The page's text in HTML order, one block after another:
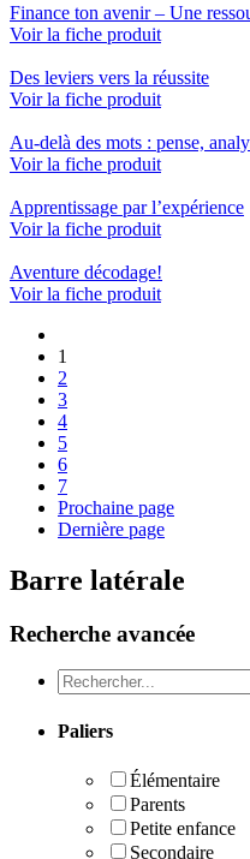
Finance ton avenir – Une
Voir la fiche produit
Des leviers vers la réussite
Voir la fiche produit
Au-delà des mots : pense,
Voir la fiche produit
Apprentissage par l’expérience
Voir la fiche produit
Aventure décodage!
Voir la fiche produit
1
2
3
4
5
6
7
Prochaine page
Dernière page
Barre latérale
Recherche avancée
Recheche
Paliers
Élémentaire
Parents
Petite enfance
Secondaire